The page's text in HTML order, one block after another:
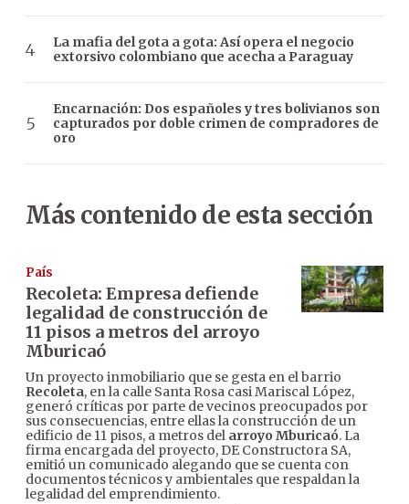
La mafia del gota a gota: Así opera el negocio
extorsivo colombiano que acecha a Paraguay
Encarnación: Dos españoles y tres bolivianos son
capturados por doble crimen de compradores de
oro
Más contenido de esta sección
País
Recoleta: Empresa defiende
legalidad de construcción de
11 pisos a metros del arroyo
Mburicaó
Un proyecto inmobiliario que se gesta en el barrio
Recoleta, en la calle Santa Rosa casi Mariscal López,
generó críticas por parte de vecinos preocupados por
sus consecuencias, entre ellas la construcción de un
edificio de 11 pisos, a metros del arroyo Mburicaó. La
firma encargada del proyecto, DE Constructora SA,
emitió un comunicado alegando que se cuenta con
documentos técnicos y ambientales que respaldan la
legalidad del emprendimiento.